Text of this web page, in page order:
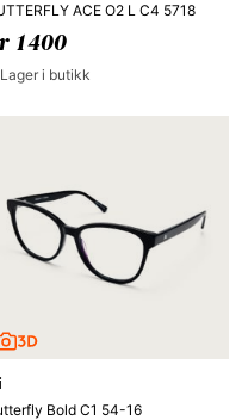
ACE O2 L C4 5718
1400
Lager i butikk
Bold C1 54-16